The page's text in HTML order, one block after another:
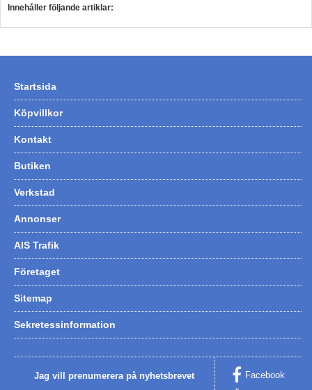
Innehåller följande artiklar:
Startsida
Köpvillkor
Kontakt
Butiken
Verkstad
Annonser
AIS Trafik
Företaget
Sitemap
Sekretessinformation
Jag vill prenumerera på nyhetsbrevet Facebook